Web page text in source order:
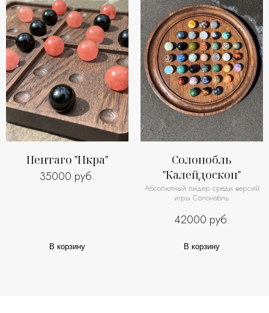
Пентаго "Икра"
35000 руб.
В корзину
Солонобль
"Калейдоскоп"
Абсолютный лидер среди версий
игры Солонобль
42000 руб.
В корзину